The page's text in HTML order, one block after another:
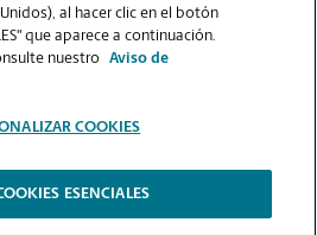
DE LA TIENDA
| Términos de Uso del Sitio Web |
al hacer clic en el botón
que aparece a continuación.
nuestro
Aviso de
COOKIES
ESENCIALES